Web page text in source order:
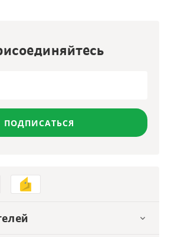
ПОДПИСАТЬСЯ